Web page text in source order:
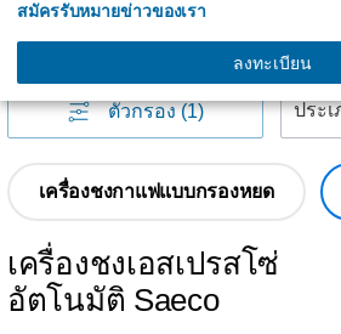
สมัครรับหมายข่าวของเรา
ลงทะเบียน
กาแฟ(62)
ตัวกรอง (1)
เครื่องชงกาแฟแบบกรองหยด
เครื่องชงเอสเปรสโซ่
อัตโนมัติ Saeco